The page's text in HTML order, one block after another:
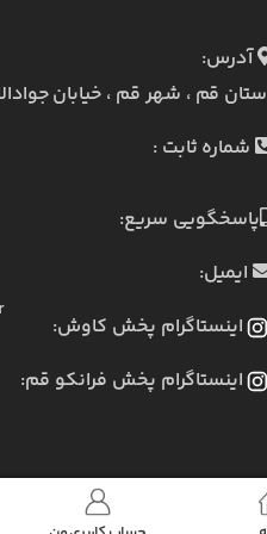
آدرس:
قم ، شهر قم ، خیابان جوادالائمه ،
شماره ثابت :
پاسخگویی سریع:
ایمیل:
اینستاگرام پخش کاوش:
اینستاگرام پخش فرانکو قم: